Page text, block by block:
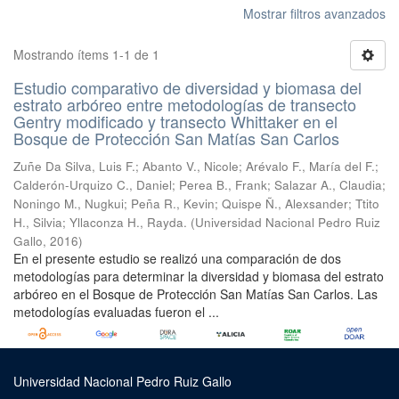
Mostrar filtros avanzados
Mostrando ítems 1-1 de 1
Estudio comparativo de diversidad y biomasa del
estrato arbóreo entre metodologías de transecto
Gentry modificado y transecto Whittaker en el
Bosque de Protección San Matías San Carlos
Zuñe Da Silva, Luis F.; Abanto V., Nicole; Arévalo F., María del F.;
Calderón-Urquizo C., Daniel; Perea B., Frank; Salazar A., Claudia;
Noningo M., Nugkui; Peña R., Kevin; Quispe Ñ., Alexsander; Ttito
H., Silvia; Yllaconza H., Rayda. (Universidad Nacional Pedro Ruiz
Gallo, 2016)
En el presente estudio se realizó una comparación de dos
metodologías para determinar la diversidad y biomasa del estrato
arbóreo en el Bosque de Protección San Matías San Carlos. Las
metodologías evaluadas fueron el ...
Universidad Nacional Pedro Ruiz Gallo